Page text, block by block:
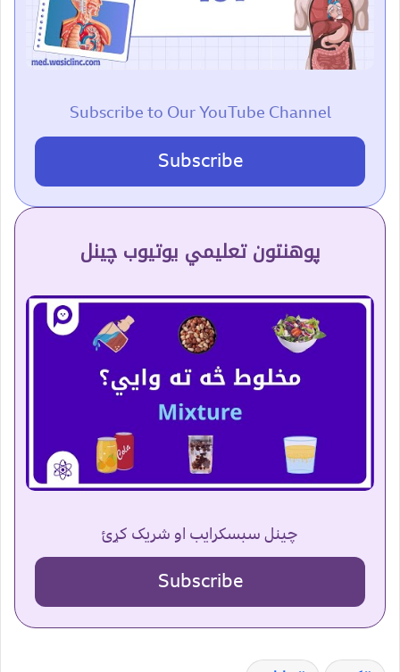
Subscribe to Our YouTube Channel
Subscribe
پوهنتون تعلیمي یوتیوب چینل
چینل سبسکرایب او شریک کړئ
Subscribe